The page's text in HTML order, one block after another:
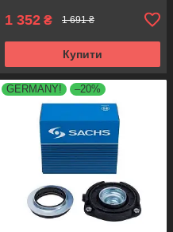
1 352 ₴ 1 691 ₴
Купити
GERMANY! –20%